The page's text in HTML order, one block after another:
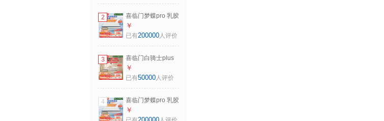
2
喜临门梦蝶pro 乳胶
椰棕床垫抗菌防螨
独袋弹簧床垫 1.8x2
￥
已有200000人评价
3
喜临门白骑士plus
床垫2cm高纯乳胶
独袋弹簧舒脊黄麻
￥
已有50000人评价
4
喜临门梦蝶pro 乳胶
椰棕床垫抗菌防螨
独袋弹簧床垫 1.5x2
￥